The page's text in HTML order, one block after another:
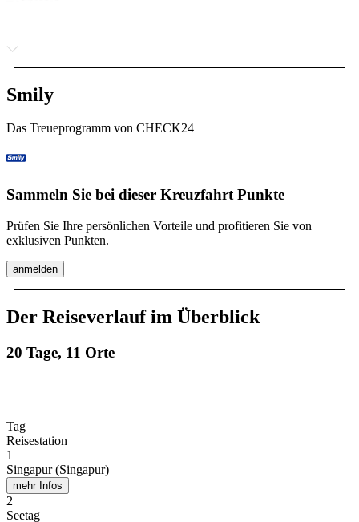
Smily
Das Treueprogramm von CHECK24
Sammeln Sie bei dieser Kreuzfahrt Punkte
Prüfen Sie Ihre persönlichen Vorteile und profitieren Sie von
exklusiven Punkten.
anmelden
Der Reiseverlauf im Überblick
20 Tage, 11 Orte
Tag
Reisestation
1
Singapur (Singapur)
mehr Infos
2
Seetag